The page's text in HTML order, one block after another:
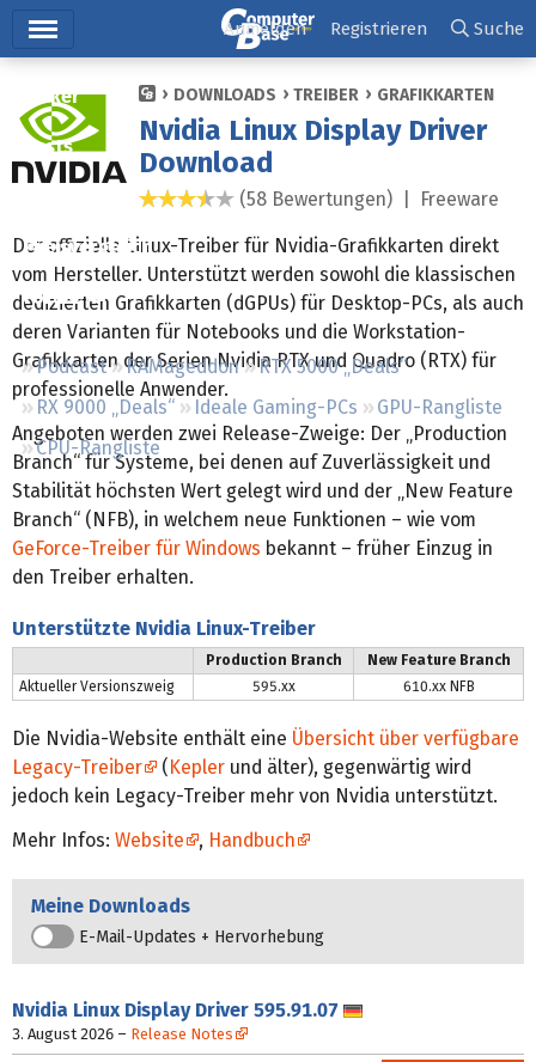
Ticker
Tests
Preisvergleich
Forum
Podcast RAMageddon
RTX 5000 „Deals“
RX 9000 „Deals“
Ideale Gaming-PCs
GPU-Rangliste
CPU-Rangliste
Anmelden Registrieren Suche
DOWNLOADS TREIBER GRAFIKKARTEN
Nvidia Linux Display Driver
Download
3,3 Sterne
(58 Bewertungen) | Freeware
Der offizielle Linux-Treiber für Nvidia-Grafikkarten direkt
vom Hersteller. Unterstützt werden sowohl die klassischen
dedizierten Grafikkarten (dGPUs) für Desktop-PCs, als auch
deren Varianten für Notebooks und die Workstation-
Grafikkarten der Serien Nvidia RTX und Quadro (RTX) für
professionelle Anwender.
Angeboten werden zwei Release-Zweige: Der „Production
Branch“ für Systeme, bei denen auf Zuverlässigkeit und
Stabilität höchsten Wert gelegt wird und der „New Feature
Branch“ (NFB), in welchem neue Funktionen – wie vom
GeForce-Treiber für Windows bekannt – früher Einzug in
den Treiber erhalten.
Unterstützte Nvidia Linux-Treiber
Production Branch
New Feature Branch
Aktueller Versionszweig
595.xx 610.xx NFB
Die Nvidia-Website enthält eine Übersicht über verfügbare
Legacy-Treiber
(Kepler und älter), gegenwärtig wird
jedoch kein Legacy-Treiber mehr von Nvidia unterstützt.
Mehr Infos: Website , Handbuch
Meine Downloads
E-Mail-Updates + Hervorhebung
Nvidia Linux Display Driver 595.91.07
3. August 2026 – Release Notes